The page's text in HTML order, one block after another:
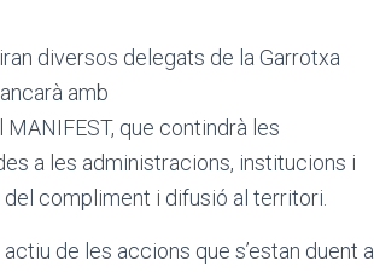
diversos delegats de la Garrotxa
amb
que contindrà les
a les administracions, institucions i
compliment i difusió al territori.
de les accions que s’estan duent a